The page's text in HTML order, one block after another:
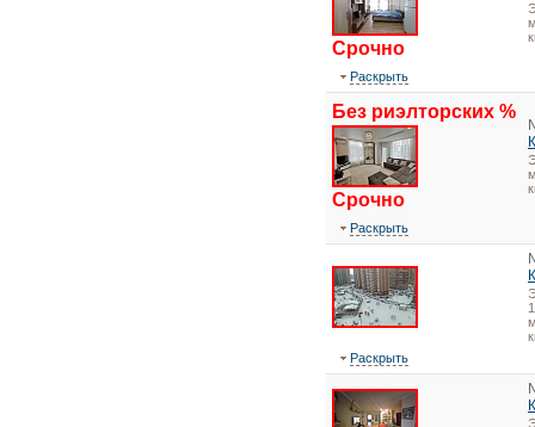
Срочно
Раскрыть
Без риэлторских %
Срочно
Раскрыть
Раскрыть